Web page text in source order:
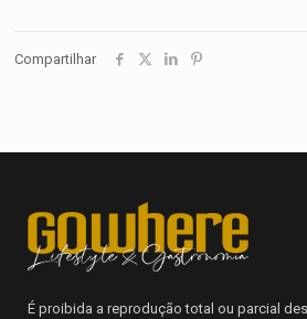
Compartilhar
É proibida a reprodução total ou parcial